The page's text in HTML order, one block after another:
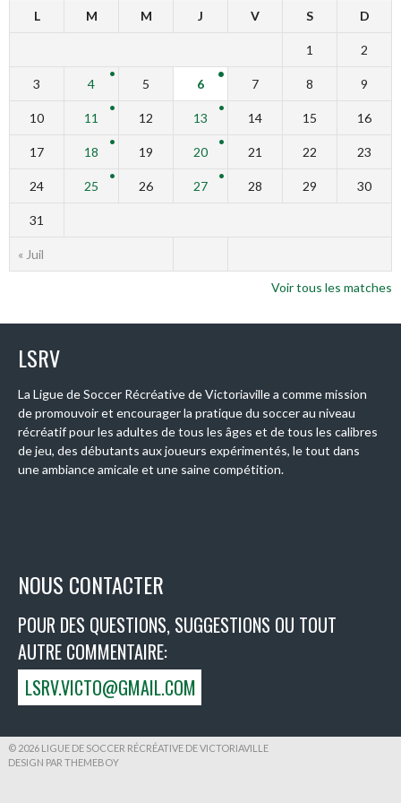
L M M J V S D
« Juil
1 2
3 4 5 6 7 8 9
10 11 12 13 14 15 16
17 18 19 20 21 22 23
24 25 26 27 28 29 30
31
Voir tous les matches
LSRV
La Ligue de Soccer Récréative de Victoriaville a comme mission
de promouvoir et encourager la pratique du soccer au niveau
récréatif pour les adultes de tous les âges et de tous les calibres
de jeu, des débutants aux joueurs expérimentés, le tout dans
une ambiance amicale et une saine compétition.
NOUS CONTACTER
POUR DES QUESTIONS, SUGGESTIONS OU TOUT
AUTRE COMMENTAIRE:
LSRV.VICTO@GMAIL.COM
© 2026 LIGUE DE SOCCER RÉCRÉATIVE DE VICTORIAVILLE
DESIGN PAR THEMEBOY